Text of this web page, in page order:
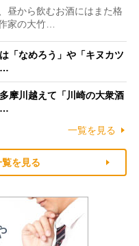
昼から飲むお酒にはまた格
家の大竹…
「なめろう」や「キヌカツ
…
摩川越えて「川崎の大衆酒
…
一覧を見る
を見る